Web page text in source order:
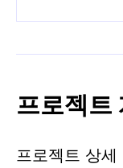
프로젝트
프로젝트 상세